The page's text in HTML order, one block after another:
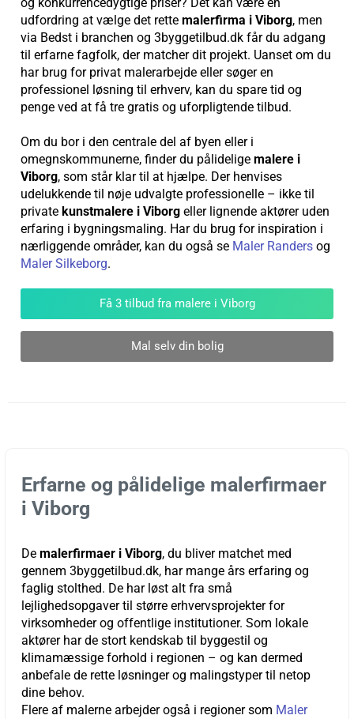
udfordring at vælge det rette malerfirma i Viborg, men
via Bedst i branchen og 3byggetilbud.dk får du adgang
til erfarne fagfolk, der matcher dit projekt. Uanset om du
har brug for privat malerarbejde eller søger en
professionel løsning til erhverv, kan du spare tid og
penge ved at få tre gratis og uforpligtende tilbud.
Om du bor i den centrale del af byen eller i
omegnskommunerne, finder du pålidelige malere i
Viborg, som står klar til at hjælpe. Der henvises
udelukkende til nøje udvalgte professionelle – ikke til
private kunstmalere i Viborg eller lignende aktører uden
erfaring i bygningsmaling. Har du brug for inspiration i
nærliggende områder, kan du også se Maler Randers og
Maler Silkeborg.
Få 3 tilbud fra malere i Viborg
Mal selv din bolig
Erfarne og pålidelige malerfirmaer
i Viborg
De malerfirmaer i Viborg, du bliver matchet med
gennem 3byggetilbud.dk, har mange års erfaring og
faglig stolthed. De har løst alt fra små
lejlighedsopgaver til større erhvervsprojekter for
virksomheder og offentlige institutioner. Som lokale
aktører har de stort kendskab til byggestil og
klimamæssige forhold i regionen – og kan dermed
anbefale de rette løsninger og malingstyper til netop
dine behov.
Flere af malerne arbejder også i regioner som Maler